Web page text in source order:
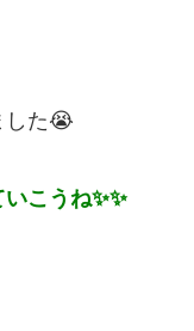
した😭
こうね✨✨